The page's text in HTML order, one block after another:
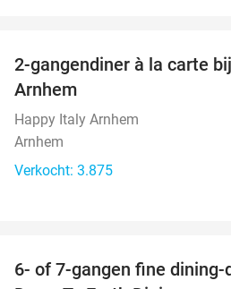
2-gangendiner à la carte
Arnhem
Happy Italy Arnhem
Arnhem
Verkocht: 3.875
6- of 7-gangen fine